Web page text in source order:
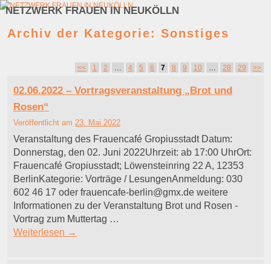
NETZWERK FRAUEN IN NEUKÖLLN
Zum Inhalt wechseln
Zum sekundären Inhalt wechseln
Archiv der Kategorie: Sonstiges
Artikelnavigation<< 1 2 4 5 6 7 8 9 10 28 29 >>
02.06.2022 – Vortragsveranstaltung „Brot und
Rosen“
Veröffentlicht am 23. Mai 2022
Veranstaltung des Frauencafé Gropiusstadt Datum:
Donnerstag, den 02. Juni 2022Uhrzeit: ab 17:00 UhrOrt:
Frauencafé Gropiusstadt; Löwensteinring 22 A, 12353
BerlinKategorie: Vorträge / LesungenAnmeldung: 030
602 46 17 oder frauencafe-berlin@gmx.de weitere
Informationen zu der Veranstaltung Brot und Rosen -
Vortrag zum Muttertag …
Weiterlesen →